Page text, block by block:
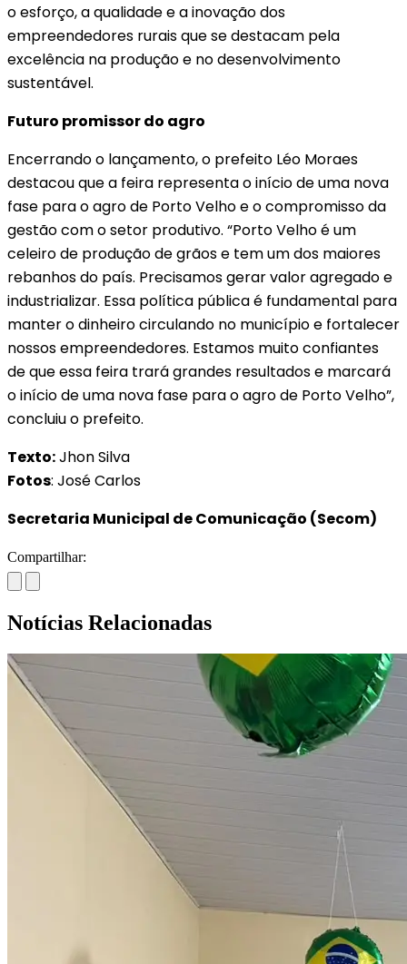
o esforço, a qualidade e a inovação dos
empreendedores rurais que se destacam pela
excelência na produção e no desenvolvimento
sustentável.
Futuro promissor do agro
Encerrando o lançamento, o prefeito Léo Moraes
destacou que a feira representa o início de uma nova
fase para o agro de Porto Velho e o compromisso da
gestão com o setor produtivo. “Porto Velho é um
celeiro de produção de grãos e tem um dos maiores
rebanhos do país. Precisamos gerar valor agregado e
industrializar. Essa política pública é fundamental para
manter o dinheiro circulando no município e fortalecer
nossos empreendedores. Estamos muito confiantes
de que essa feira trará grandes resultados e marcará
o início de uma nova fase para o agro de Porto Velho”,
concluiu o prefeito.
Texto:Jhon Silva
Fotos: José Carlos
Secretaria Municipal de Comunicação (Secom)
Compartilhar:
Notícias Relacionadas